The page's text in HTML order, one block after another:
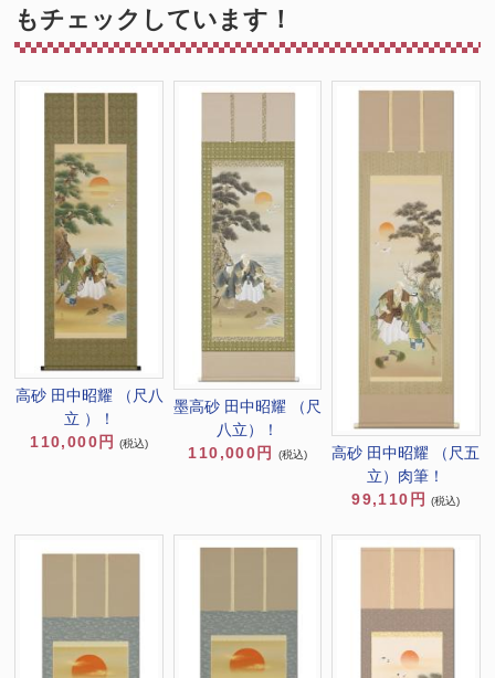
もチェックしています！
高砂 田中昭耀 （尺八
立 ）！
110,000円
(税込)
墨高砂 田中昭耀 （尺
八立）！
110,000円
(税込)
高砂 田中昭耀 （尺五
立）肉筆！
99,110円
(税込)